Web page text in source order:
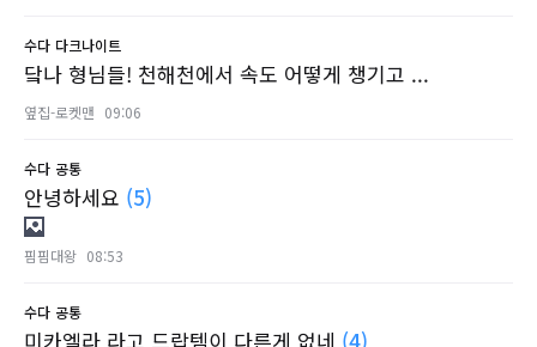
수다 다크나이트
닼나 형님들! 천해천에서 속도 어떻게 챙기고 ...
옆집-로켓맨 09:06
수다 공통
안녕하세요 (5)
핌핌대왕 08:53
수다 공통
미카엘라 라고 드랍템이 다른게 없네 (4)